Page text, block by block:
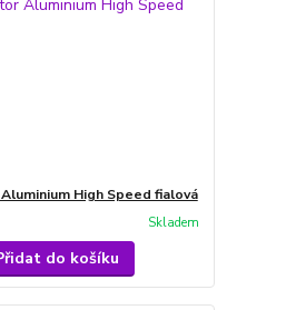
High Speed fialová
Skladem
do košíku